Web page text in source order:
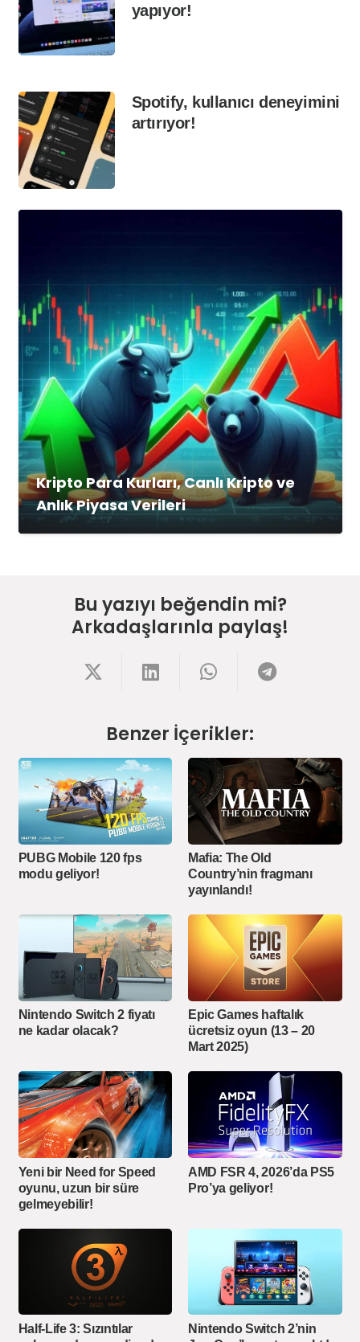
yapıyor!
Spotify, kullanıcı deneyimini
artırıyor!
Kripto Para Kurları, Canlı Kripto ve
Anlık Piyasa Verileri
Bu yazıyı beğendin mi?
Arkadaşlarınla paylaş!
Benzer İçerikler:
PUBG Mobile 120 fps
modu geliyor!
Mafia: The Old
Country’nin fragmanı
yayınlandı!
Nintendo Switch 2 fiyatı
ne kadar olacak?
Epic Games haftalık
ücretsiz oyun (13 – 20
Mart 2025)
Yeni bir Need for Speed
oyunu, uzun bir süre
gelmeyebilir!
AMD FSR 4, 2026’da PS5
Pro’ya geliyor!
Half-Life 3: Sızıntılar
Nintendo Switch 2’nin